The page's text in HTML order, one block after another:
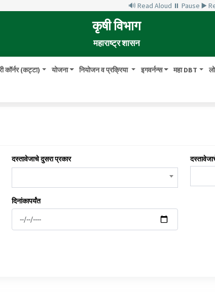
🔊 Read Aloud ⏸ Pause ▶️
कृषी विभाग
महाराष्ट्र शासन
कॉर्नर (कट्टा) योजना नियोजन व प्रक्रिया इगवर्नन्स महा DBT
दस्तावेजाचे दुसरा प्रकार
दिनांकापर्यंत